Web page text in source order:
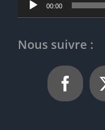
00:00
Nous suivre :